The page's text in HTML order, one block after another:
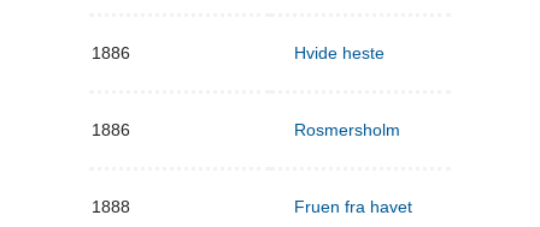
1886 Hvide heste
1886 Rosmersholm
1888 Fruen fra havet